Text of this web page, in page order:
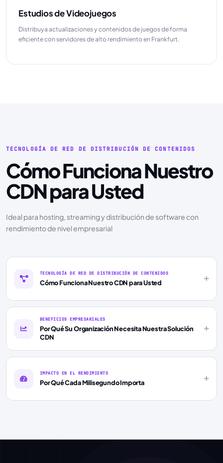
Estudios de Videojuegos
Distribuya actualizaciones y contenidos de juegos de forma
eficiente con servidores de alto rendimiento en Frankfurt.
TECNOLOGÍA DE RED DE DISTRIBUCIÓN DE CONTENIDOS
Cómo Funciona Nuestro
CDN para Usted
Ideal para hosting, streaming y distribución de software con
rendimiento de nivel empresarial
TECNOLOGÍA DE RED DE DISTRIBUCIÓN DE CONTENIDOS
Cómo Funciona Nuestro CDN para Usted
BENEFICIOS EMPRESARIALES
Por Qué Su Organización Necesita Nuestra Solución
CDN
IMPACTO EN EL RENDIMIENTO
Por Qué Cada Milisegundo Importa